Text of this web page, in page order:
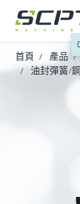
首頁 產品
油封彈簧/